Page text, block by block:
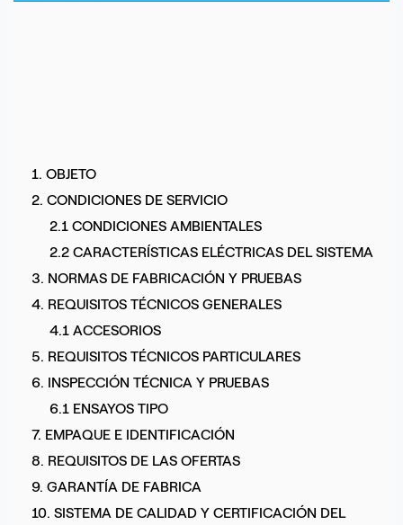
1. OBJETO
2. CONDICIONES DE SERVICIO
2.1 CONDICIONES AMBIENTALES
2.2 CARACTERÍSTICAS ELÉCTRICAS DEL SISTEMA
3. NORMAS DE FABRICACIÓN Y PRUEBAS
4. REQUISITOS TÉCNICOS GENERALES
4.1 ACCESORIOS
5. REQUISITOS TÉCNICOS PARTICULARES
6. INSPECCIÓN TÉCNICA Y PRUEBAS
6.1 ENSAYOS TIPO
7. EMPAQUE E IDENTIFICACIÓN
8. REQUISITOS DE LAS OFERTAS
9. GARANTÍA DE FABRICA
10. SISTEMA DE CALIDAD Y CERTIFICACIÓN DEL